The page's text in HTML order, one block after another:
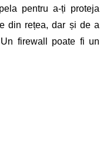
pentru a-ți proteja
din rețea, dar și de a
firewall poate fi un